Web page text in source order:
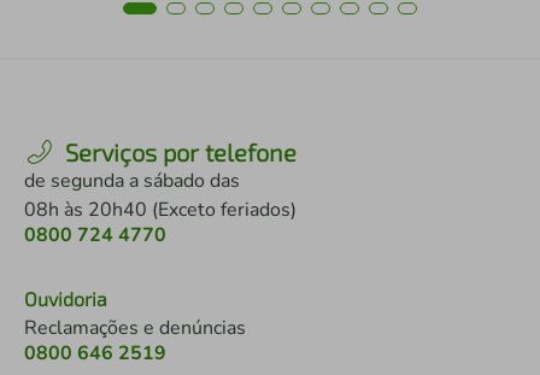
Serviços por telefone
de segunda a sábado das
08h às 20h40 (Exceto feriados)
0800 724 4770
Ouvidoria
Reclamações e denúncias
0800 646 2519